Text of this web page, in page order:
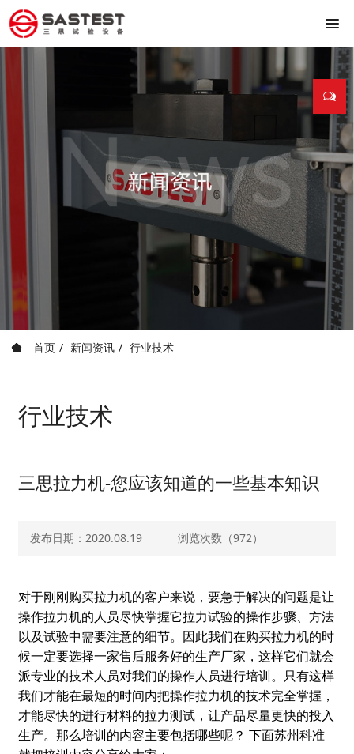
首页 新闻资讯 行业技术
行业技术
三思拉力机-您应该知道的一些基本知识
发布日期：2020.08.19 浏览次数（972）
对于刚刚购买拉力机的客户来说，要急于解决的问题是让
操作拉力机的人员尽快掌握它拉力试验的操作步骤、方法
以及试验中需要注意的细节。因此我们在购买拉力机的时
候一定要选择一家售后服务好的生产厂家，这样它们就会
派专业的技术人员对我们的操作人员进行培训。只有这样
我们才能在最短的时间内把操作拉力机的技术完全掌握，
才能尽快的进行材料的拉力测试，让产品尽量更快的投入
生产。那么培训的内容主要包括哪些呢？ 下面苏州科准